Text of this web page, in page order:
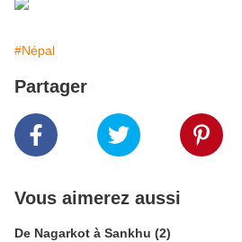
#Népal
Partager
Vous aimerez aussi
De Nagarkot à Sankhu (2)